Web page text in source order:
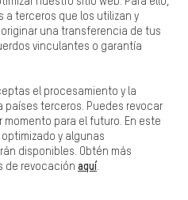
que puedas usar nuestro sitio web.
terceros que los utilizan y
una transferencia de tus
vinculantes o garantía
el procesamiento y la
terceros. Puedes revocar
para el futuro. En este
y algunas
disponibles. Obtén más
de revocación aquí.